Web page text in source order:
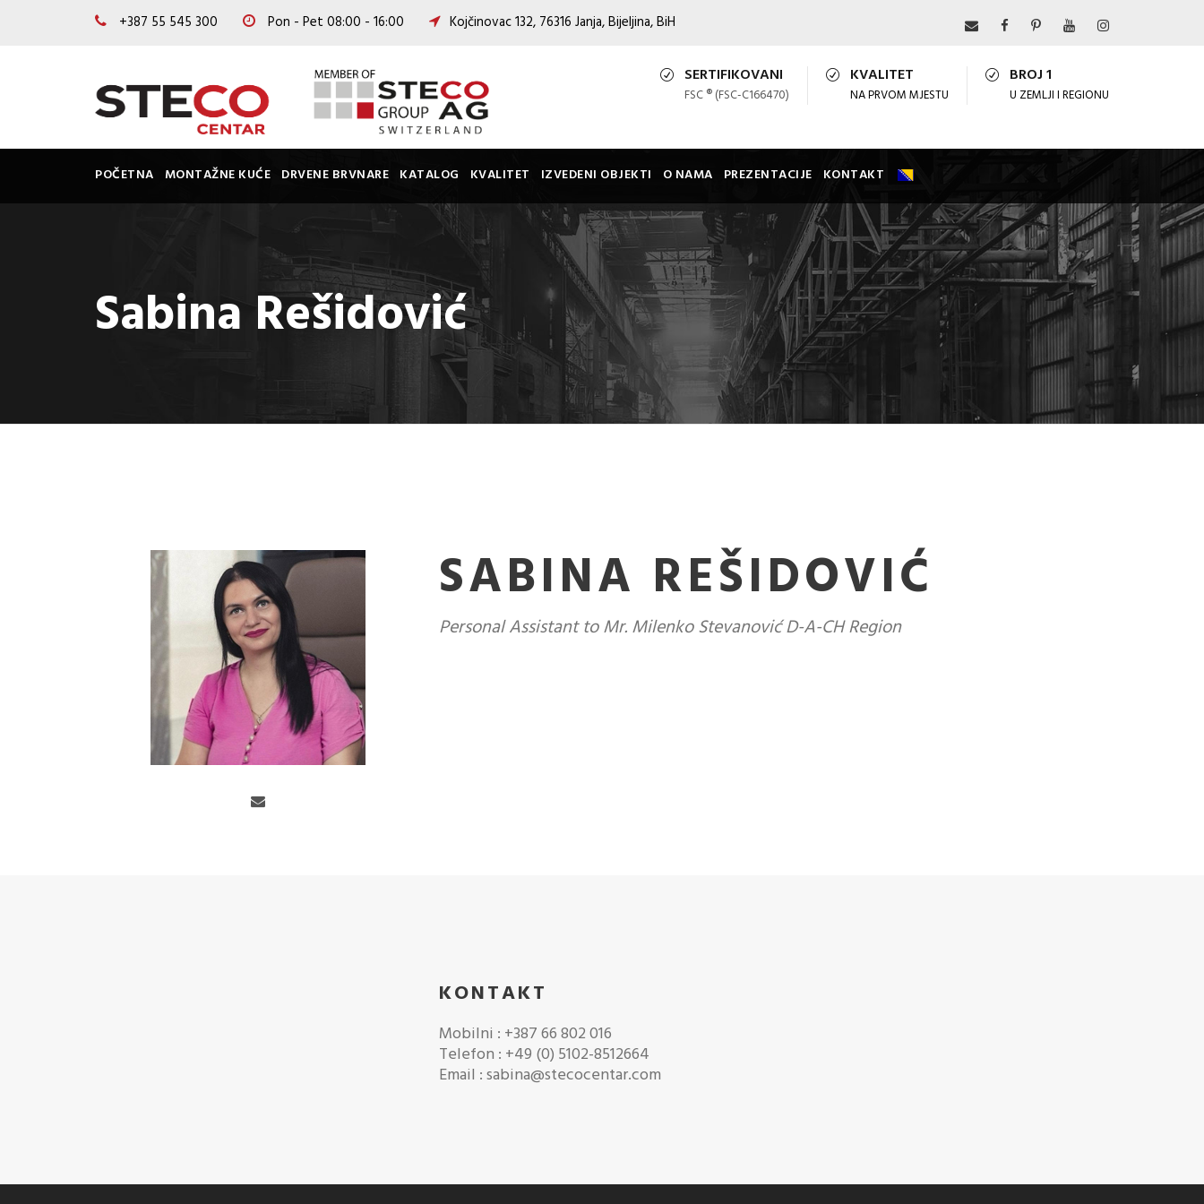
+387 55 545 300 Pon - Pet 08:00 - 16:00 Kojčinovac 132, 76316 Janja, Bijeljina, BiH
SERTIFIKOVANI
FSC ® (FSC-C166470)
KVALITET
NA PRVOM MJESTU
BROJ 1
U ZEMLJI I REGIONU
POČETNA MONTAŽNE KUĆE DRVENE BRVNARE KATALOG KVALITET IZVEDENI OBJEKTI O NAMA PREZENTACIJE KONTAKT
Sabina Rešidović
SABINA REŠIDOVIĆ
Personal Assistant to Mr. Milenko Stevanović D-A-CH Region
KONTAKT
Mobilni : +387 66 802 016
Telefon : +49 (0) 5102-8512664
Email : sabina@stecocentar.com